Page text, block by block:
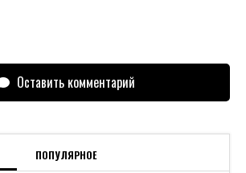
Оставить комментарий
ПОПУЛЯРНОЕ